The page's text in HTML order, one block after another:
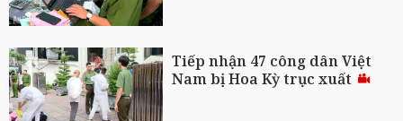
Tiếp nhận 47 công dân Việt
Nam bị Hoa Kỳ trục xuất